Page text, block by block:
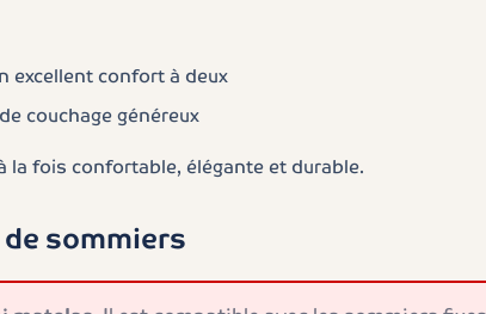
excellent confort à deux
couchage généreux
la fois confortable, élégante et durable.
sommiers